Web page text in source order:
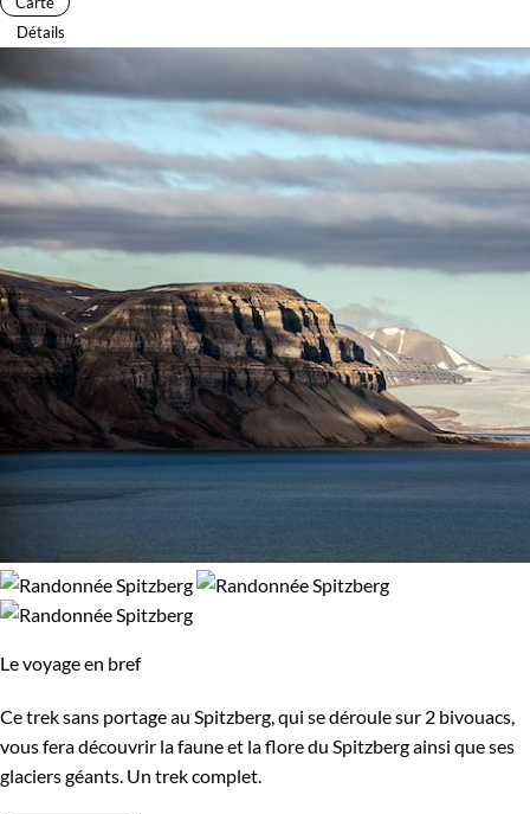
Détails
Le voyage en bref
Ce trek sans portage au Spitzberg, qui se déroule sur 2 bivouacs,
vous fera découvrir la faune et la flore du Spitzberg ainsi que ses
glaciers géants. Un trek complet.